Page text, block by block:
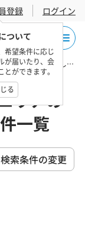
登録
ついて
希望条件に応じ
が届いたり、会
ができます。
る
ログイン
足柄上郡大井町の貸し倉庫・賃貸倉庫 物件一覧
リアの
一覧
検索条件の変更